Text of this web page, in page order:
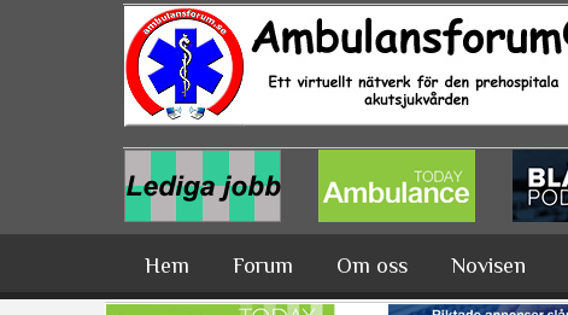
Hoppa till huvudinnehåll
Hem Forum Om oss Novisen